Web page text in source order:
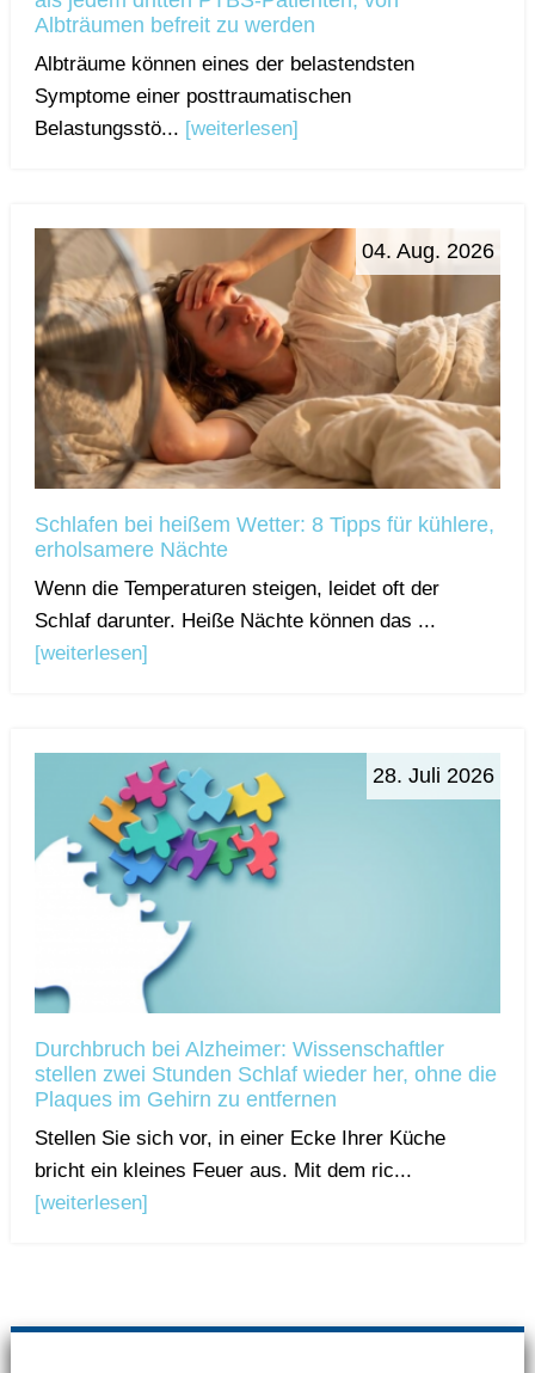
Albträumen befreit zu werden
Albträume können eines der belastendsten
Symptome einer posttraumatischen
Belastungsstö... [weiterlesen]
04. Aug. 2026
Schlafen bei heißem Wetter: 8 Tipps für kühlere,
erholsamere Nächte
Wenn die Temperaturen steigen, leidet oft der
Schlaf darunter. Heiße Nächte können das ...
[weiterlesen]
28. Juli 2026
Durchbruch bei Alzheimer: Wissenschaftler
stellen zwei Stunden Schlaf wieder her, ohne die
Plaques im Gehirn zu entfernen
Stellen Sie sich vor, in einer Ecke Ihrer Küche
bricht ein kleines Feuer aus. Mit dem ric...
[weiterlesen]